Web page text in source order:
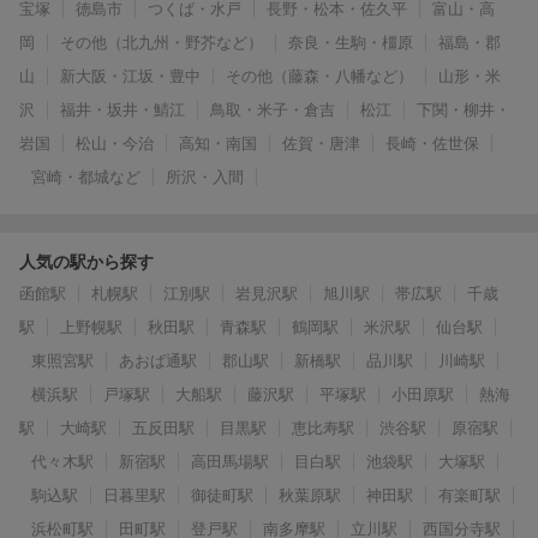
宝塚 徳島市 つくば・水戸 長野・松本・佐久平
富山・高
岡
その他（北九州・野芥など） 奈良・生駒・橿原
福島・郡
山
新大阪・江坂・豊中 その他（藤森・八幡など）
山形・米
沢
福井・坂井・鯖江 鳥取・米子・倉吉 松江
下関・柳井・
岩国
松山・今治 高知・南国 佐賀・唐津
長崎・佐世保
宮崎・都城など
所沢・入間
人気の駅から探す
函館駅 札幌駅 江別駅 岩見沢駅 旭川駅 帯広駅
千歳
駅
上野幌駅 秋田駅 青森駅 鶴岡駅 米沢駅
仙台駅
東照宮駅
あおば通駅 郡山駅 新橋駅 品川駅
川崎駅
横浜駅
戸塚駅 大船駅 藤沢駅 平塚駅 小田原駅
熱海
駅
大崎駅 五反田駅 目黒駅 恵比寿駅 渋谷駅
原宿駅
代々木駅
新宿駅 高田馬場駅 目白駅 池袋駅
大塚駅
駒込駅
日暮里駅 御徒町駅 秋葉原駅 神田駅
有楽町駅
浜松町駅
田町駅 登戸駅 南多摩駅 立川駅 西国分寺駅